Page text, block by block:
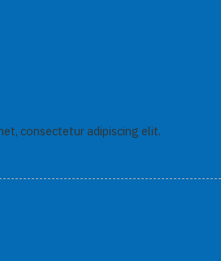
consectetur adipiscing elit.